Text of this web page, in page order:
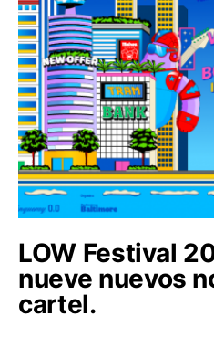
LOW Festival
nueve nuevos
cartel.